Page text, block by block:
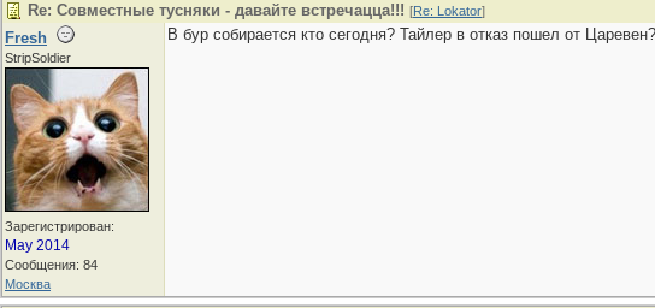
Re: Совместные тусняки - давайте встречацца!!! [Re: Lokator]
Fresh
StripSoldier
Зарегистрирован:
May 2014
Сообщения: 84
Москва
В бур собирается кто сегодня? Тайлер в отказ пошел от